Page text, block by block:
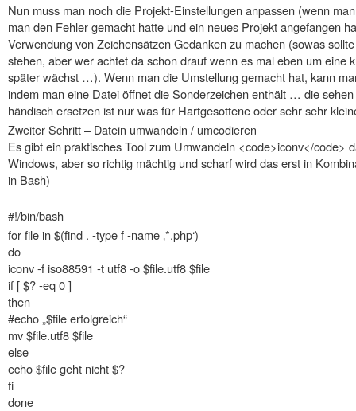
Nun muss man noch die Projekt-Einstellungen anpassen (wenn
man den Fehler gemacht hatte und ein neues Projekt angefangen
Verwendung von Zeichensätzen Gedanken zu machen (sowas
stehen, aber wer achtet da schon drauf wenn es mal eben um
später wächst …). Wenn man die Umstellung gemacht hat, kann
indem man eine Datei öffnet die Sonderzeichen enthält … die
händisch ersetzen ist nur was für Hartgesottene oder sehr sehr
Zweiter Schritt – Datein umwandeln / umcodieren
Es gibt ein praktisches Tool zum Umwandeln <code>iconv</code>
Windows, aber so richtig mächtig und scharf wird das erst in
in Bash)
#!/bin/bash
for file in $(find . -type f -name ‚*.php‘)
do
iconv -f iso88591 -t utf8 -o $file.utf8 $file
if [ $? -eq 0 ]
then
#echo „$file erfolgreich“
mv $file.utf8 $file
else
echo $file geht nicht $?
fi
done